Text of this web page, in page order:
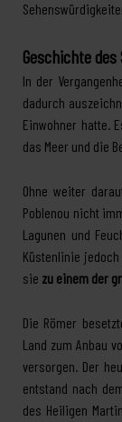
Geschichte
In der
dadurch
Einwohner hatte.
das Meer und die
Ohne weiter
Poblenou nicht
Lagunen und
Küstenlinie
sie zu einem der
Die Römer
Land zum Anbau
versorgen. Der
entstand nach
des Heiligen